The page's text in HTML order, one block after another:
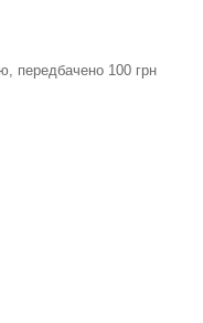
передбачено 100 грн